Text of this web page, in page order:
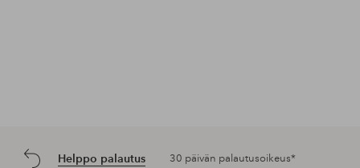
Helppo palautus 30 päivän palautusoikeus*